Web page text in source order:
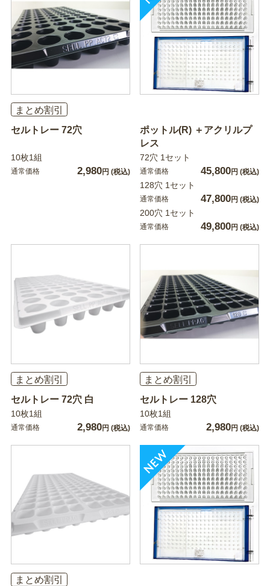
まとめ割引
セルトレー 72穴
10枚1組
通常価格 2,980円 (税込)
ポットル(R) ＋アクリルプ
レス
72穴 1セット
通常価格 45,800円 (税込)
128穴 1セット
通常価格 47,800円 (税込)
200穴 1セット
通常価格 49,800円 (税込)
まとめ割引
セルトレー 72穴 白
10枚1組
通常価格 2,980円 (税込)
まとめ割引
セルトレー 128穴
10枚1組
通常価格 2,980円 (税込)
まとめ割引